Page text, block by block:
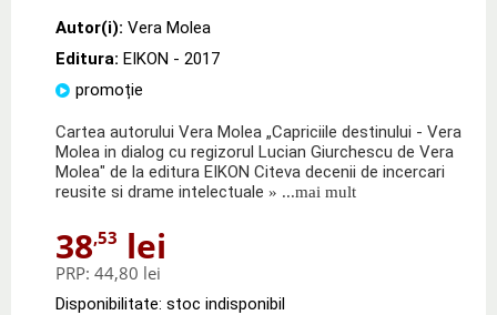
Autor(i): Vera Molea
Editura: EIKON - 2017
promoție
Cartea autorului Vera Molea „Capriciile destinului - Vera
Molea in dialog cu regizorul Lucian Giurchescu de Vera
Molea" de la editura EIKON Citeva decenii de incercari
reusite si drame intelectuale » ...mai mult
38,53 lei
PRP: 44,80 lei
Disponibilitate: stoc indisponibil